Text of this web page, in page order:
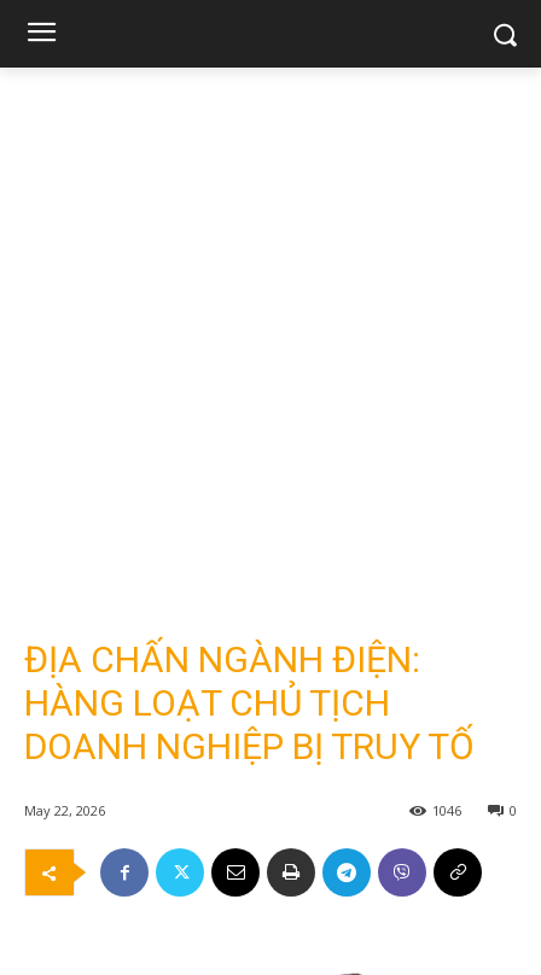
ĐỊA CHẤN NGÀNH ĐIỆN:
HÀNG LOẠT CHỦ TỊCH
DOANH NGHIỆP BỊ TRUY TỐ
May 22, 2026 0
1046